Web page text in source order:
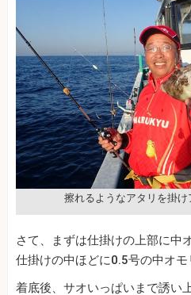
擦れるようなアタリを掛け
さて、まずは仕掛けの上部に中
仕掛けの中ほどに0.5号の中オモ
着底後、サオいっぱいまで誘い